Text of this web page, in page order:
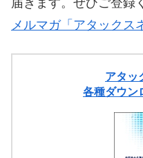
メルマガ「アタックス
アタッ
各種ダウン